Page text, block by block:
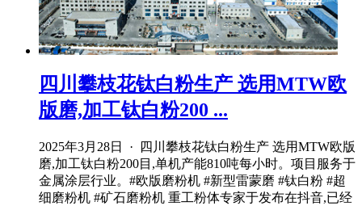
四川攀枝花钛白粉生产 选用MTW欧
版磨,加工钛白粉200 ...
2025年3月28日 · 四川攀枝花钛白粉生产 选用MTW欧版
磨,加工钛白粉200目,单机产能810吨每小时。项目服务于
金属涂层行业。#欧版磨粉机 #新型雷蒙磨 #钛白粉 #超
细磨粉机 #矿石磨粉机 重工粉体专家于发布在抖音,已经